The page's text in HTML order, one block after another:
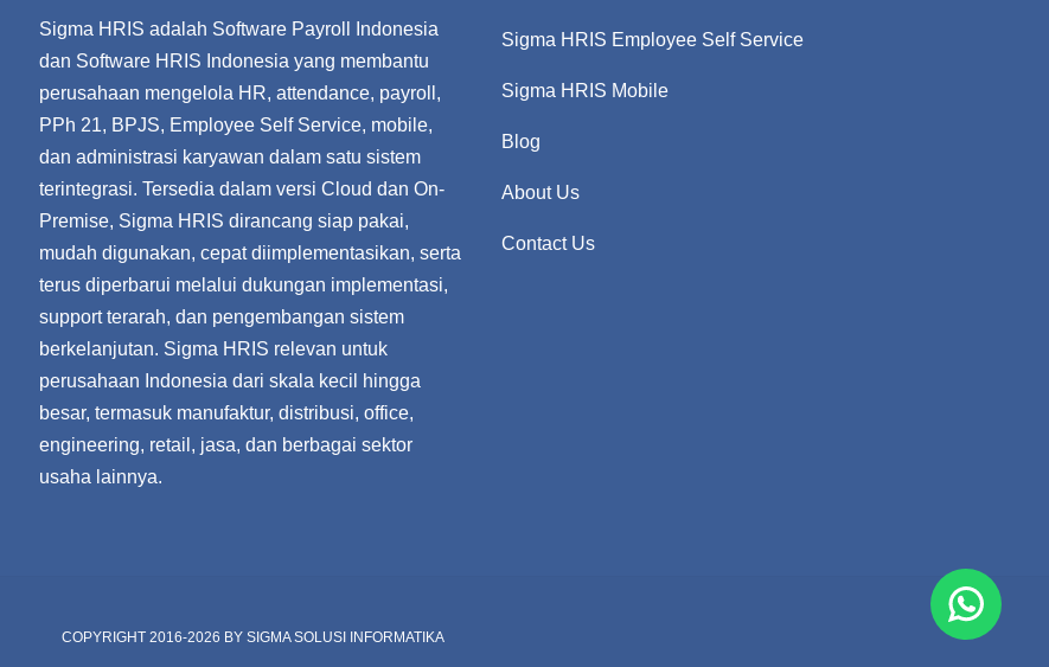
Sigma HRIS adalah Software Payroll Indonesia
dan Software HRIS Indonesia yang membantu
perusahaan mengelola HR, attendance, payroll,
PPh 21, BPJS, Employee Self Service, mobile,
dan administrasi karyawan dalam satu sistem
terintegrasi. Tersedia dalam versi Cloud dan On-
Premise, Sigma HRIS dirancang siap pakai,
mudah digunakan, cepat diimplementasikan, serta
terus diperbarui melalui dukungan implementasi,
support terarah, dan pengembangan sistem
berkelanjutan. Sigma HRIS relevan untuk
perusahaan Indonesia dari skala kecil hingga
besar, termasuk manufaktur, distribusi, office,
engineering, retail, jasa, dan berbagai sektor
usaha lainnya.
Sigma HRIS Employee Self Service
Sigma HRIS Mobile
Blog
About Us
Contact Us
COPYRIGHT 2016-2026 BY SIGMA SOLUSI INFORMATIKA